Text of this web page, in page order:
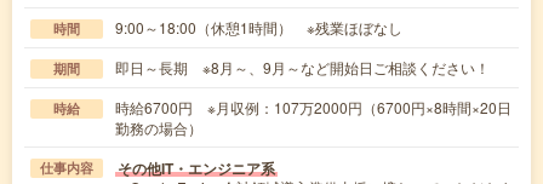
時間 9:00～18:00（休憩1時間） ※残業ほぼなし
期間 即日～長期 ※8月～、9月～など開始日ご相談ください！
時給
時給6700円 ※月収例：107万2000円（6700円×8時間×20日
勤務の場合）
仕事内容 その他IT・エンジニア系